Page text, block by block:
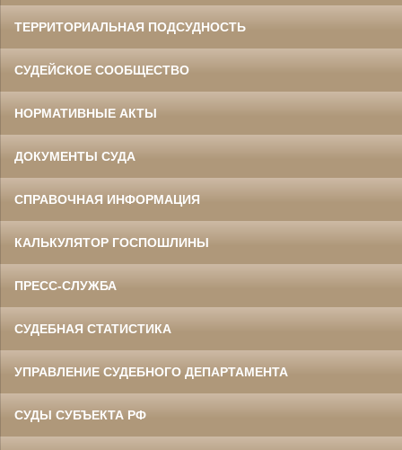
ТЕРРИТОРИАЛЬНАЯ ПОДСУДНОСТЬ
СУДЕЙСКОЕ СООБЩЕСТВО
НОРМАТИВНЫЕ АКТЫ
ДОКУМЕНТЫ СУДА
СПРАВОЧНАЯ ИНФОРМАЦИЯ
КАЛЬКУЛЯТОР ГОСПОШЛИНЫ
ПРЕСС-СЛУЖБА
СУДЕБНАЯ СТАТИСТИКА
УПРАВЛЕНИЕ СУДЕБНОГО ДЕПАРТАМЕНТА
СУДЫ СУБЪЕКТА РФ